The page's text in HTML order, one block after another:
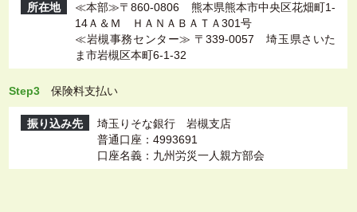
所在地
≪本部≫〒860-0806 熊本県熊本市中央区花畑町1-
14Ａ＆Ｍ ＨＡＮＡＢＡＴＡ301号
≪岩槻事務センター≫ 〒339-0057 埼玉県さいた
ま市岩槻区本町6-1-32
Step3 保険料支払い
振り込み先
埼玉りそな銀行 岩槻支店
普通口座：4993691
口座名義：九州労災一人親方部会